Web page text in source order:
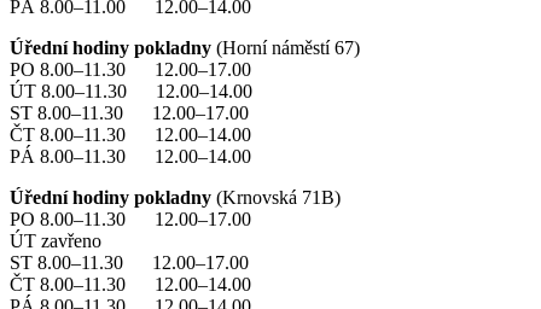
PÁ 8.00–11.00 12.00–14.00
Úřední hodiny pokladny (Horní náměstí 67)
PO 8.00–11.30 12.00–17.00
ÚT 8.00–11.30 12.00–14.00
ST 8.00–11.30 12.00–17.00
ČT 8.00–11.30 12.00–14.00
PÁ 8.00–11.30 12.00–14.00
Úřední hodiny pokladny (Krnovská 71B)
PO 8.00–11.30 12.00–17.00
ÚT zavřeno
ST 8.00–11.30 12.00–17.00
ČT 8.00–11.30 12.00–14.00